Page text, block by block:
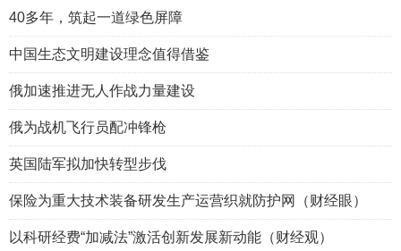
40多年，筑起一道绿色屏障
中国生态文明建设理念值得借鉴
俄加速推进无人作战力量建设
俄为战机飞行员配冲锋枪
英国陆军拟加快转型步伐
保险为重大技术装备研发生产运营织就防护网（财经眼）
以科研经费“加减法”激活创新发展新动能（财经观）